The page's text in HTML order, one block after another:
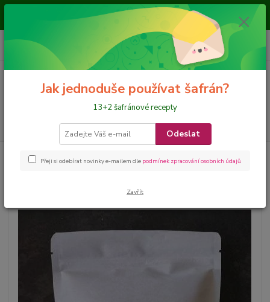
Je nám ctí, že jste nás navštívili a nakupujete na našem eshopu, přejeme
Menu
CZK
+420 728 649 340
Jak jednoduše používat šafrán?
13+2 šafránové recepty
Odeslat
Přeji si odebírat novinky e-mailem dle podmínek zpracování osobních údajů.
Zavřít